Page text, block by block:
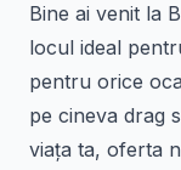
Bine ai venit la
locul ideal
pentru orice
pe cineva drag
viața ta, oferta